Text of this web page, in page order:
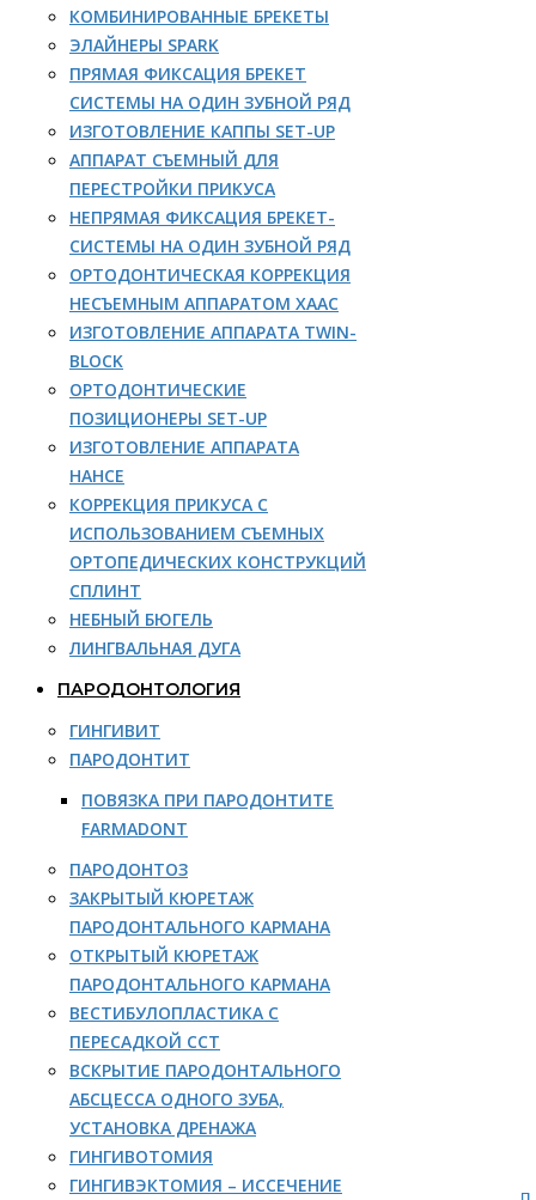
КОМБИНИРОВАННЫЕ БРЕКЕТЫ
ЭЛАЙНЕРЫ SPARK
ПРЯМАЯ ФИКСАЦИЯ БРЕКЕТ
СИСТЕМЫ НА ОДИН ЗУБНОЙ РЯД
ИЗГОТОВЛЕНИЕ КАППЫ SET-UP
АППАРАТ СЪЕМНЫЙ ДЛЯ
ПЕРЕСТРОЙКИ ПРИКУСА
НЕПРЯМАЯ ФИКСАЦИЯ БРЕКЕТ-
СИСТЕМЫ НА ОДИН ЗУБНОЙ РЯД
ОРТОДОНТИЧЕСКАЯ КОРРЕКЦИЯ
НЕСЪЕМНЫМ АППАРАТОМ ХААС
ИЗГОТОВЛЕНИЕ АППАРАТА TWIN-
BLOCK
ОРТОДОНТИЧЕСКИЕ
ПОЗИЦИОНЕРЫ SET-UP
ИЗГОТОВЛЕНИЕ АППАРАТА
НАНСЕ
КОРРЕКЦИЯ ПРИКУСА С
ИСПОЛЬЗОВАНИЕМ СЪЕМНЫХ
ОРТОПЕДИЧЕСКИХ КОНСТРУКЦИЙ
СПЛИНТ
НЕБНЫЙ БЮГЕЛЬ
ЛИНГВАЛЬНАЯ ДУГА
ПАРОДОНТОЛОГИЯ
ГИНГИВИТ
ПАРОДОНТИТ
ПОВЯЗКА ПРИ ПАРОДОНТИТЕ
FARMADONT
ПАРОДОНТОЗ
ЗАКРЫТЫЙ КЮРЕТАЖ
ПАРОДОНТАЛЬНОГО КАРМАНА
ОТКРЫТЫЙ КЮРЕТАЖ
ПАРОДОНТАЛЬНОГО КАРМАНА
ВЕСТИБУЛОПЛАСТИКА С
ПЕРЕСАДКОЙ ССТ
ВСКРЫТИЕ ПАРОДОНТАЛЬНОГО
АБСЦЕССА ОДНОГО ЗУБА,
УСТАНОВКА ДРЕНАЖА
ГИНГИВОТОМИЯ
ГИНГИВЭКТОМИЯ – ИССЕЧЕНИЕ